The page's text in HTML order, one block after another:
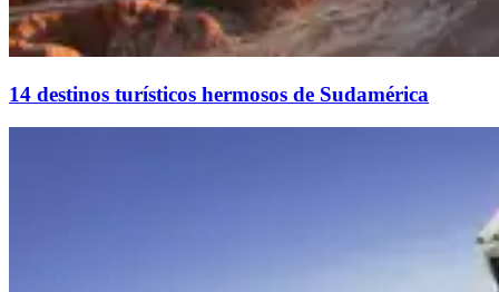
14 destinos turísticos hermosos de Sudamérica